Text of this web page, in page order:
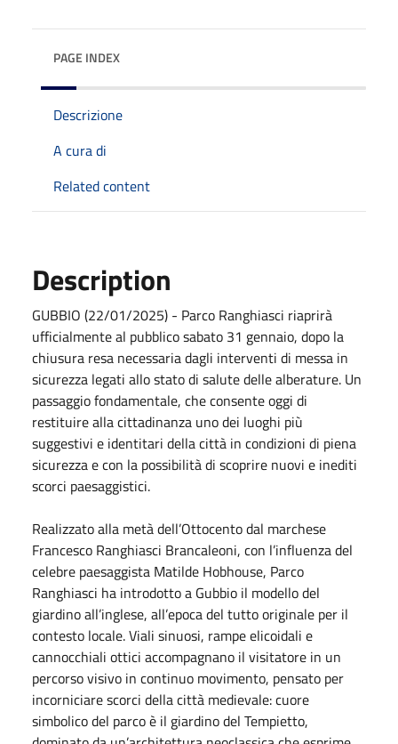
PAGE INDEX
Descrizione
A cura di
Related content
Description
GUBBIO (22/01/2025) - Parco Ranghiasci riaprirà
ufficialmente al pubblico sabato 31 gennaio, dopo la
chiusura resa necessaria dagli interventi di messa in
sicurezza legati allo stato di salute delle alberature. Un
passaggio fondamentale, che consente oggi di
restituire alla cittadinanza uno dei luoghi più
suggestivi e identitari della città in condizioni di piena
sicurezza e con la possibilità di scoprire nuovi e inediti
scorci paesaggistici.
Realizzato alla metà dell’Ottocento dal marchese
Francesco Ranghiasci Brancaleoni, con l’influenza del
celebre paesaggista Matilde Hobhouse, Parco
Ranghiasci ha introdotto a Gubbio il modello del
giardino all’inglese, all’epoca del tutto originale per il
contesto locale. Viali sinuosi, rampe elicoidali e
cannocchiali ottici accompagnano il visitatore in un
percorso visivo in continuo movimento, pensato per
incorniciare scorci della città medievale: cuore
simbolico del parco è il giardino del Tempietto,